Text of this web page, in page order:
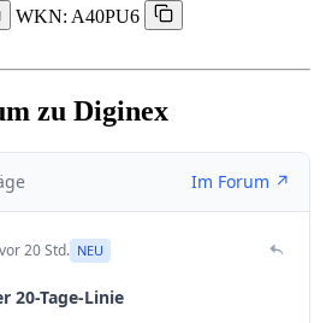
WKN: A40PU6
zu Diginex